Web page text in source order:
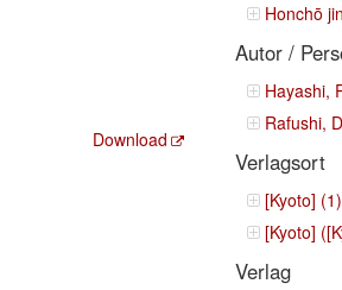
Download
Honchō
Autor /
Hayashi,
Rafushi,
Verlagsort
[Kyoto] (1)
[Kyoto]
Verlag